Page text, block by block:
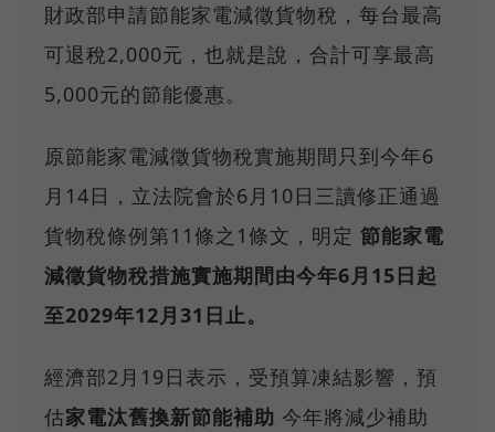
財政部申請節能家電減徵貨物稅，每台最高
可退稅2,000元，也就是說，合計可享最高
5,000元的節能優惠。
原節能家電減徵貨物稅實施期間只到今年6
月14日，立法院會於6月10日三讀修正通過
貨物稅條例第11條之1條文，明定 節能家電
減徵貨物稅措施實施期間由今年6月15日起
至2029年12月31日止。
經濟部2月19日表示，受預算凍結影響，預
估家電汰舊換新節能補助 今年將減少補助